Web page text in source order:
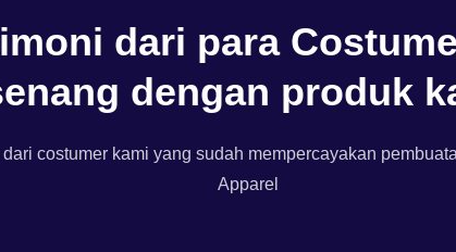
dari para
dengan produk
costumer kami yang sudah mempercayakan
Apparel